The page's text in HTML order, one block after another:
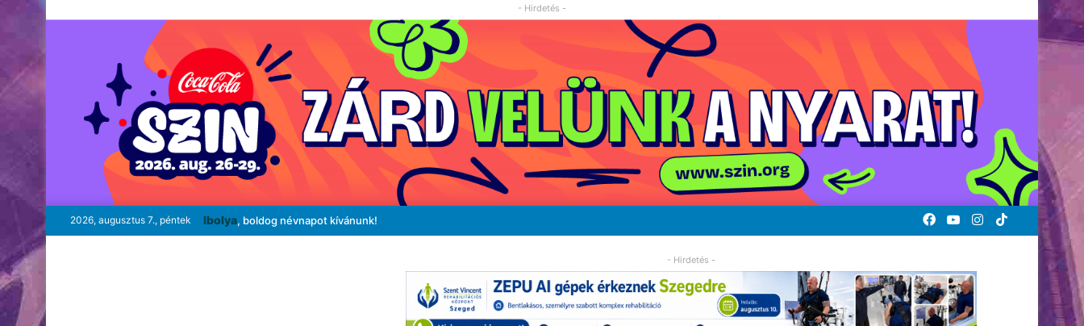
- Hirdetés -
2026, augusztus 7., péntek Ibolya, boldog névnapot kívánunk! TikTok
Instagram
YouTube
Facebook
- Hirdetés -